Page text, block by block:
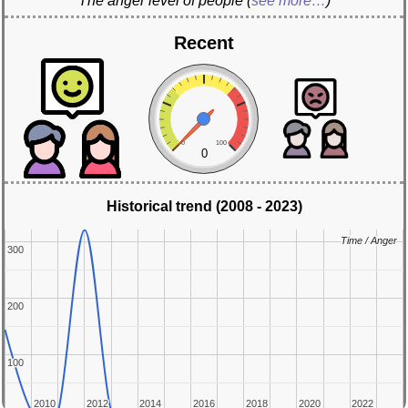
Recent
0 100
0
Historical trend (2008 - 2023)
2010
2010 2012
2012 2014
2014 2016
2016 2018
2018 2020
2020 2022
2022
100
100
200
200
300
300
Time / Anger
Time / Anger